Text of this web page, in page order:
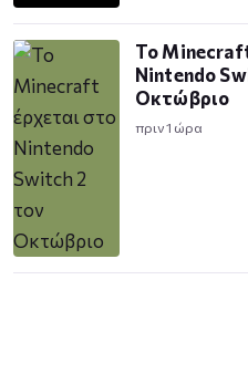
Το
Nintendo
Οκτώβριο
πριν 1 ώρα